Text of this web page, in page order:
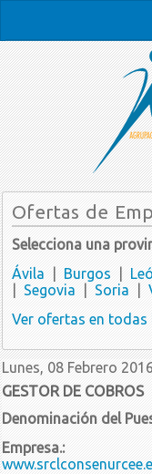
Ofertas de
Selecciona una
Ávila
Burgos
Segovia Soria
Ver ofertas en todas
Lunes, 08 Febrero
GESTOR DE COBROS
Denominación del
Empresa.:
SRCL